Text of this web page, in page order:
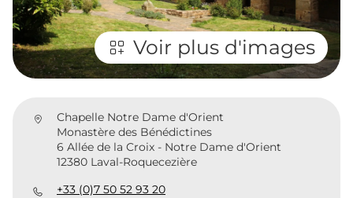
Voir plus d'images
Chapelle Notre Dame d'Orient
Monastère des Bénédictines
6 Allée de la Croix - Notre Dame d'Orient
12380 Laval-Roquecezière
+33 (0)7 50 52 93 20